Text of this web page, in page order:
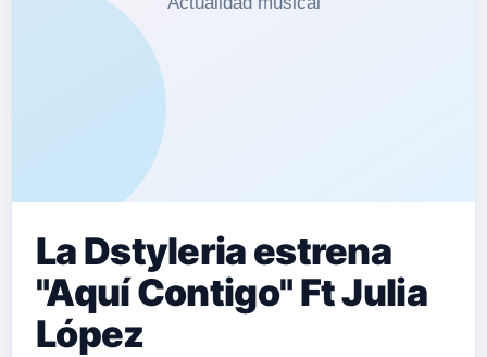
La Dstyleria estrena
"Aquí Contigo" Ft Julia
López